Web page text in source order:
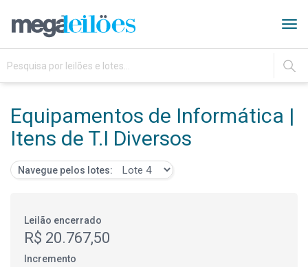
IR
Equipamentos de Informática |
Itens de T.I Diversos
Navegue pelos lotes:
Leilão encerrado
R$ 20.767,50
Incremento